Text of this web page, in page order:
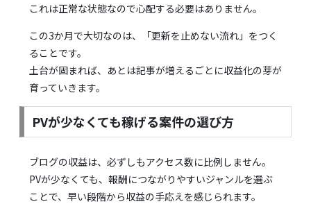
これは正常な状態なので心配する必要はありません。
この3か月で大切なのは、「更新を止めない流れ」をつく
ることです。
土台が固まれば、あとは記事が増えるごとに収益化の芽が
育っていきます。
PVが少なくても稼げる案件の選び方
ブログの収益は、必ずしもアクセス数に比例しません。
PVが少なくても、報酬につながりやすいジャンルを選ぶ
ことで、早い段階から収益の手応えを感じられます。